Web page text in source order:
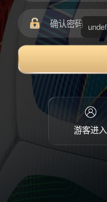
游客进入